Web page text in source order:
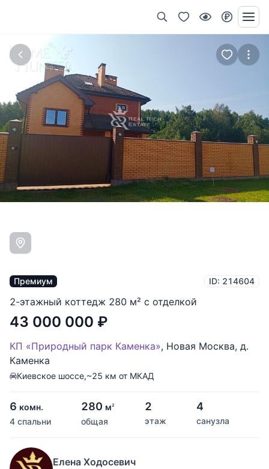
Премиум ID: 214604
2-этажный коттедж 280 м² с отделкой
43 000 000 ₽
КП «Природный парк Каменка», Новая Москва, д.
Каменка
Киевское шоссе,~25 км от МКАД
6 комн.
4 спальни
280 м2
общая
2
этаж
4
санузла
Елена Ходосевич